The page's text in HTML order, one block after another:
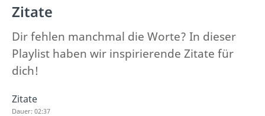
Zitate
Dir fehlen manchmal die Worte? In dieser
Playlist haben wir inspirierende Zitate für
dich!
Zitate
Dauer: 02:37